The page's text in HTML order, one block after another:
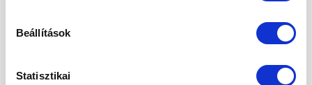
Beállítások
Statisztikai
2023. március